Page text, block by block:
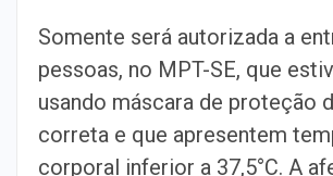
Somente será autorizada a
pessoas, no MPT-SE, que
usando máscara de proteção
correta e que apresentem
corporal inferior a 37,5°C. A